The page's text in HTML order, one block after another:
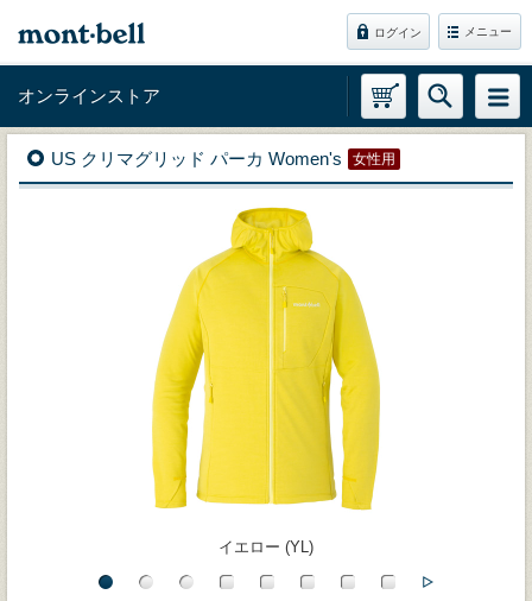
ログイン メニュー
オンラインストア
US クリマグリッド パーカ Women's 女性用
イエロー (YL)